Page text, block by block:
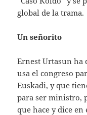
global de la trama.
Un señorito
Ernest Urtasun ha
usa el congreso
Euskadi, y que
para ser ministro,
que hace y dice